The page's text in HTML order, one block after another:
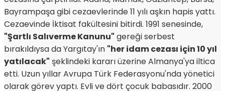
Bayrampaşa gibi cezaevlerinde 11 yılı aşkın hapis yattı.
Cezaevinde İktisat fakültesini bitirdi. 1991 senesinde,
"Şartlı Salıverme Kanunu" gereği serbest
bırakıldıysa da Yargıtay'ın "her idam cezası için 10 yıl
yatılacak" şeklindeki kararı üzerine Almanya'ya iltica
etti. Uzun yıllar Avrupa Türk Federasyonu'nda yönetici
olarak görev yaptı. Evli ve dört çocuk babasıdır. 2000